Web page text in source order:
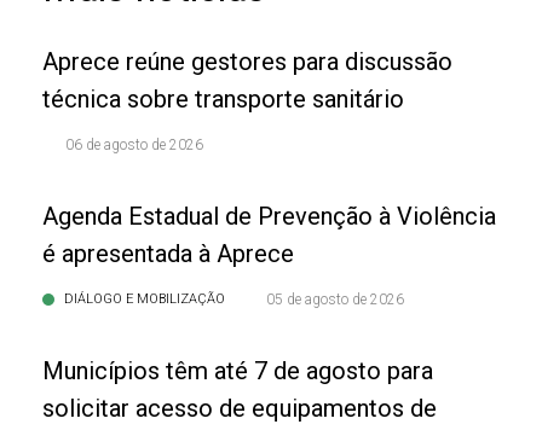
Aprece reúne gestores para discussão
técnica sobre transporte sanitário
06 de agosto de 2026
Agenda Estadual de Prevenção à Violência
é apresentada à Aprece
DIÁLOGO E MOBILIZAÇÃO 05 de agosto de 2026
Municípios têm até 7 de agosto para
solicitar acesso de equipamentos de